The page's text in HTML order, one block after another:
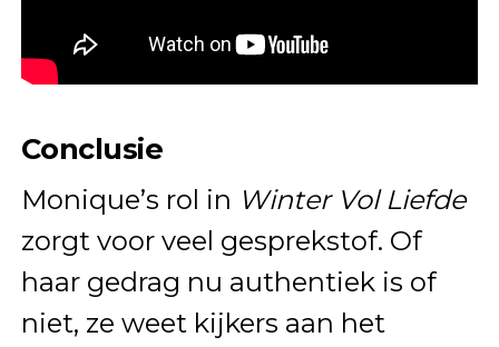
Conclusie
Monique’s rol in Winter Vol Liefde
zorgt voor veel gesprekstof. Of
haar gedrag nu authentiek is of
niet, ze weet kijkers aan het